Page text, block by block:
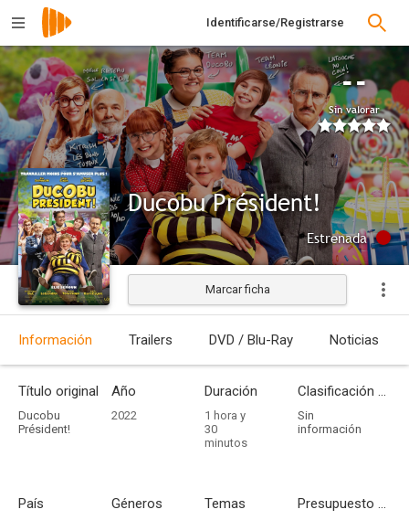
Identificarse/Registrarse
--
Sin valorar
Ducobu Président!
Estrenada
Marcar ficha
Información Trailers DVD / Blu-Ray Noticias
Título original
Ducobu
Président!
Año
2022
Duración
1 hora y
30
minutos
Clasificación por edades
Sin
información
País Géneros Temas Presupuesto - Ingresos